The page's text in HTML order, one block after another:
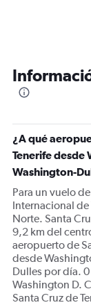
¿A qué
Tenerife desde
Washington-
Para un vuelo
Internacional de
Norte. Santa
9,2 km del
aeropuerto de
desde
Dulles por día.
Washington D.
Santa Cruz de